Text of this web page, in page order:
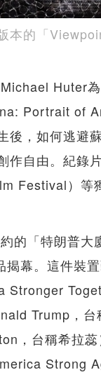
本的「
Huter
Portrait of
後，如何逃避
作自由。紀錄
Festival）等
的「特朗普大
揭幕。這件裝
Stronger
Trump，台
，台稱希拉蕊
Strong